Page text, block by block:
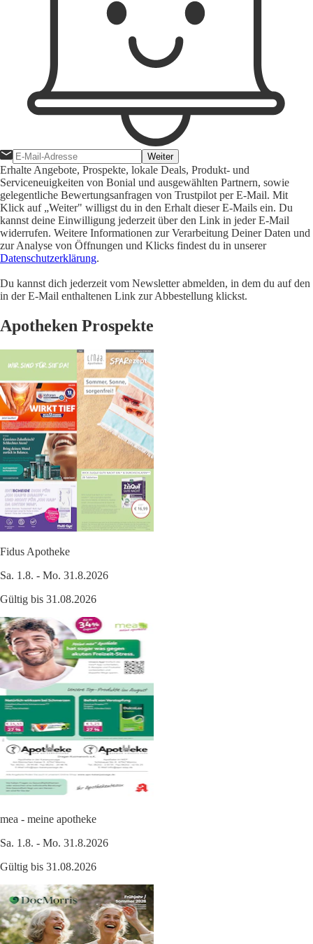
Weiter
Erhalte Angebote, Prospekte, lokale Deals, Produkt- und
Serviceneuigkeiten von Bonial und ausgewählten Partnern, sowie
gelegentliche Bewertungsanfragen von Trustpilot per E-Mail. Mit
Klick auf „Weiter" willigst du in den Erhalt dieser E-Mails ein. Du
kannst deine Einwilligung jederzeit über den Link in jeder E-Mail
widerrufen. Weitere Informationen zur Verarbeitung Deiner Daten und
zur Analyse von Öffnungen und Klicks findest du in unserer
Datenschutzerklärung.
Du kannst dich jederzeit vom Newsletter abmelden, in dem du auf den
in der E-Mail enthaltenen Link zur Abbestellung klickst.
Apotheken Prospekte
Fidus Apotheke
Sa. 1.8. - Mo. 31.8.2026
Gültig bis 31.08.2026
mea - meine apotheke
Sa. 1.8. - Mo. 31.8.2026
Gültig bis 31.08.2026